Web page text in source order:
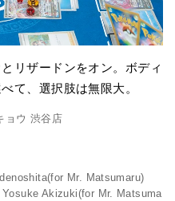
リザードンをオン。ボディ
て、選択肢は無限大。
ョウ 渋谷店
Mr. Matsumaru)
Akizuki(for Mr. Matsuma